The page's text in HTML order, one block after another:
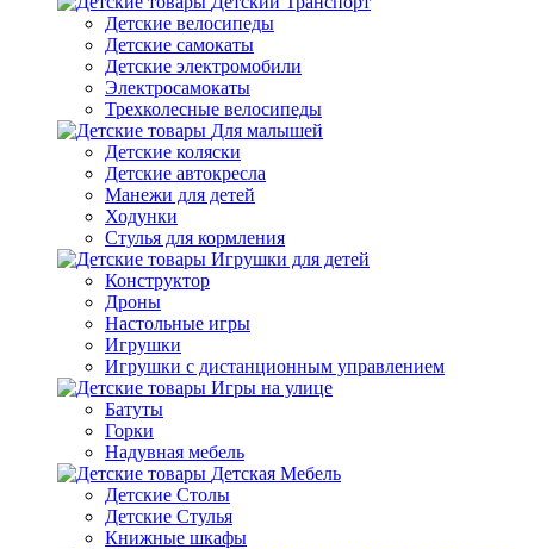
Детские велосипеды
Детские самокаты
Детские электромобили
Электросамокаты
Трехколесные велосипеды
Для малышей
Детские коляски
Детские автокресла
Манежи для детей
Ходунки
Стулья для кормления
Игрушки для детей
Конструктор
Дроны
Настольные игры
Игрушки
Игрушки c дистанционным управлением
Игры на улице
Батуты
Горки
Надувная мебель
Детская Мебель
Детские Столы
Детские Стулья
Книжные шкафы